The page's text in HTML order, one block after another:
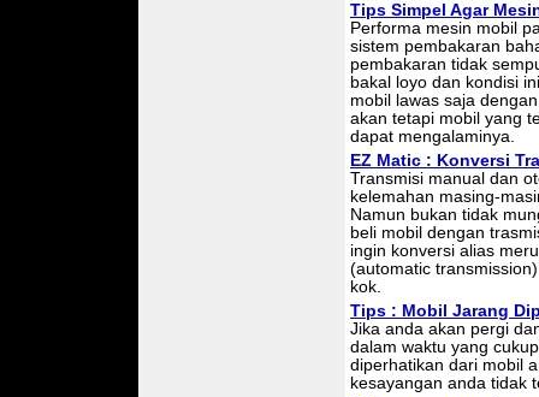
Tips Simpel Agar
Performa mesin mobil
sistem pembakaran
pembakaran tidak
bakal loyo dan kondisi
mobil lawas saja
akan tetapi mobil yang
dapat mengalaminya.
EZ Matic : Konversi
Transmisi manual dan
kelemahan masing-
Namun bukan tidak
beli mobil dengan
ingin konversi alias
(automatic
kok.
Tips : Mobil Jarang
Jika anda akan pergi
dalam waktu yang
diperhatikan dari mobil
kesayangan anda tidak